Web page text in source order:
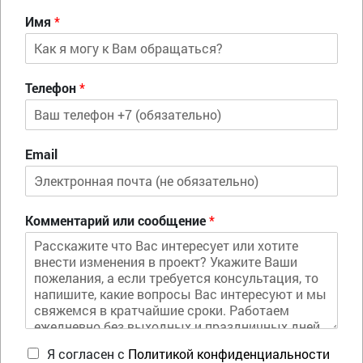
Имя *
Телефон*
Email
Комментарий или сообщение*
Я согласен с Политикой конфиденциальности